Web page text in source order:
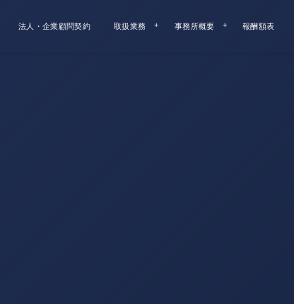
法人・企業顧問契約 取扱業務 事務所概要 報酬額表